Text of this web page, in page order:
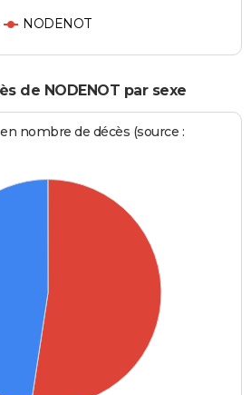
NODENOT
de NODENOT par sexe
nombre de décès (source :